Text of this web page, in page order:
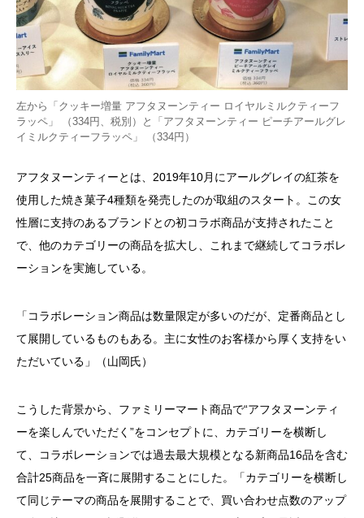
左から「クッキー増量 アフタヌーンティー ロイヤルミルクティーフ
ラッペ」 （334円、税別）と「アフタヌーンティー ピーチアールグレ
イミルクティーフラッペ」 （334円）
アフタヌーンティーとは、2019年10月にアールグレイの紅茶を
使用した焼き菓子4種類を発売したのが取組のスタート。この女
性層に支持のあるブランドとの初コラボ商品が支持されたこと
で、他のカテゴリーの商品を拡大し、これまで継続してコラボレ
ーションを実施している。
「コラボレーション商品は数量限定が多いのだが、定番商品とし
て展開しているものもある。主に女性のお客様から厚く支持をい
ただいている」（山岡氏）
こうした背景から、ファミリーマート商品で“アフタヌーンティ
ーを楽しんでいただく”をコンセプトに、カテゴリーを横断し
て、コラボレーションでは過去最大規模となる新商品16品を含む
合計25商品を一斉に展開することにした。「カテゴリーを横断し
て同じテーマの商品を展開することで、買い合わせ点数のアップ